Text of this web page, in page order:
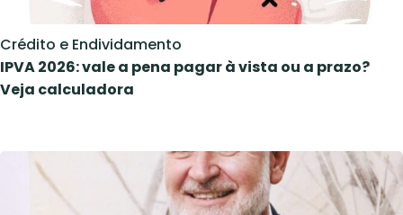
Crédito e Endividamento
IPVA 2026: vale a pena pagar à vista ou a prazo?
Veja calculadora